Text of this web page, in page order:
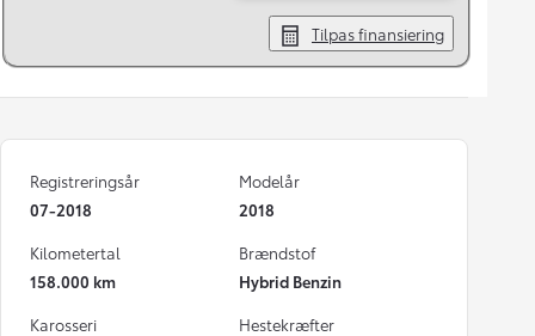
Tilpas finansiering
Registreringsår
07-2018
Modelår
2018
Kilometertal
158.000 km
Brændstof
Hybrid Benzin
Karosseri
Hestekræfter